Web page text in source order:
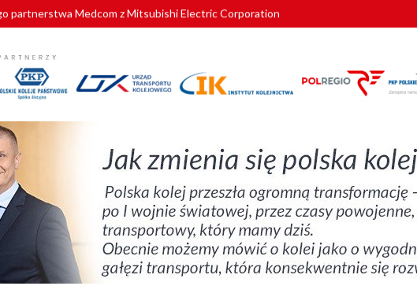
partnerstwa Medcom z Mitsubishi Electric Corporation
znów szuka dostawcy nowych EZT
kolejowych w północnej Wielkopolsce. Łatwiejsze dojazdy do pracy i szkoły
nowe standardy kategoryzacji dworców